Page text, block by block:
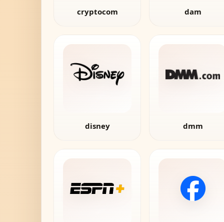
cryptocom dam
disney dmm